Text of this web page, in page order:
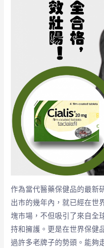
作為當代醫藥保健品的最新
出市的幾年內，就已經在世
塊市場，不但吸引了來自全
持和擁護。更是在世界保健
過許多老牌子的勢頭。能夠